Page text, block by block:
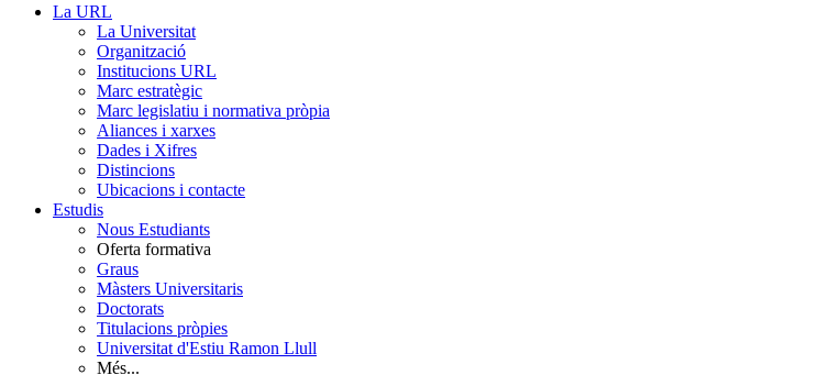
La URL
La Universitat
Organització
Institucions URL
Marc estratègic
Marc legislatiu i normativa pròpia
Aliances i xarxes
Dades i Xifres
Distincions
Ubicacions i contacte
Estudis
Nous Estudiants
Oferta formativa
Graus
Màsters Universitaris
Doctorats
Titulacions pròpies
Universitat d'Estiu Ramon Llull
Més...